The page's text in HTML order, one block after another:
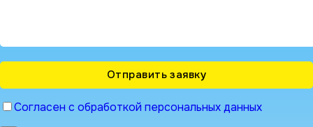
Согласен с обработкой персональных данных